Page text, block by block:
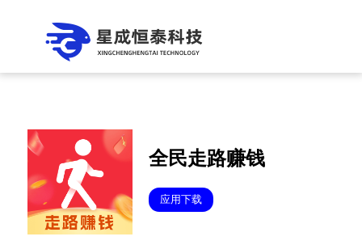
全民走路赚钱
应用下载